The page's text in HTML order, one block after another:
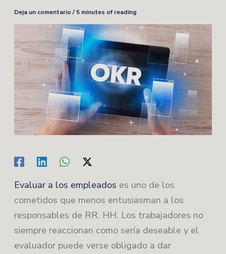
Deja un comentario / 5 minutes of reading
Evaluar a los empleados es uno de los
cometidos que menos entusiasman a los
responsables de RR. HH. Los trabajadores no
siempre reaccionan como sería deseable y el
evaluador puede verse obligado a dar